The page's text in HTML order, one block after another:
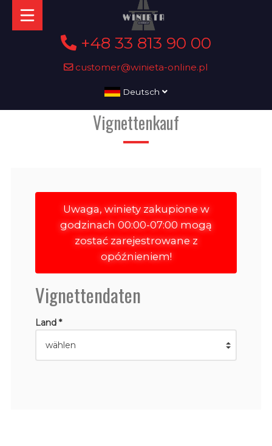
+48 33 813 90 00
customer@winieta-online.pl
Deutsch
Vignettenkauf
Uwaga, winiety zakupione w
godzinach 00:00-07:00 mogą
zostać zarejestrowane z
opóźnieniem!
Vignettendaten
Land *